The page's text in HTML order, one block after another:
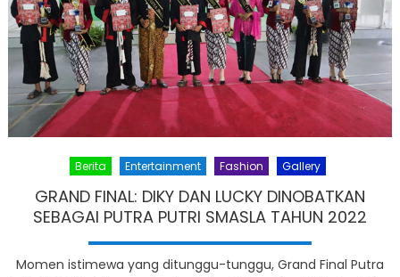
Berita Entertainment Fashion Gallery
GRAND FINAL: DIKY DAN LUCKY DINOBATKAN
SEBAGAI PUTRA PUTRI SMASLA TAHUN 2022
Momen istimewa yang ditunggu-tunggu, Grand Final Putra